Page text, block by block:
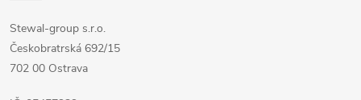
Stewal-group s.r.o.
Českobratrská 692/15
702 00 Ostrava